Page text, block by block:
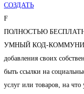
СОЗДАТЬ
F
ПОЛНОСТЬЮ
УМНЫЙ КОД-
добавления своих
быть ссылки на
услуг или товаров, на